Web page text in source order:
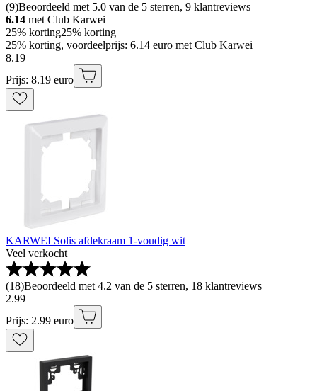
(9)Beoordeeld met 5.0 van de 5 sterren, 9 klantreviews
6.14 met Club Karwei
25% korting25% korting
25% korting, voordeelprijs: 6.14 euro met Club Karwei
8.19
Prijs: 8.19 euro
KARWEI Solis afdekraam 1-voudig wit
Veel verkocht
(18)Beoordeeld met 4.2 van de 5 sterren, 18 klantreviews
2.99
Prijs: 2.99 euro